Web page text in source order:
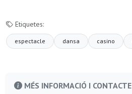
Etiquetes:
espectacle dansa casino
MÉS INFORMACIÓ I CONTACTE